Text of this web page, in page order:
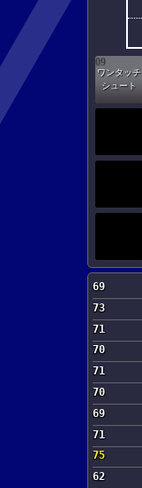
09
ワンタッチ
シュート
69
73
71
70
71
70
69
71
75
62